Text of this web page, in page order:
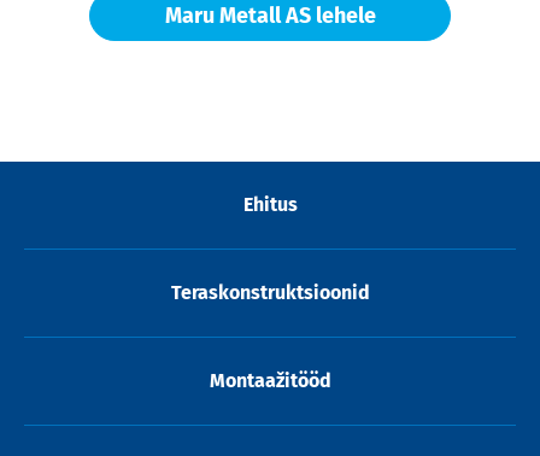
Maru Metall AS lehele
Ehitus
Teraskonstruktsioonid
Montaažitööd